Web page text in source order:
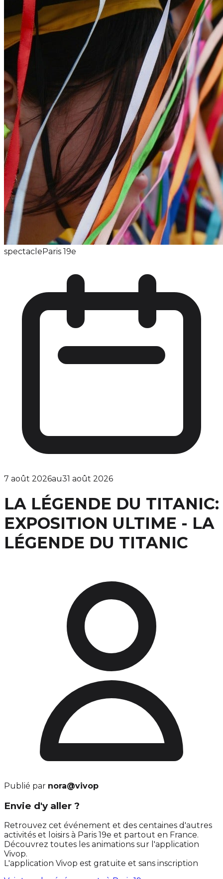
spectacleParis 19e
7 août 2026au31 août 2026
LA LÉGENDE DU TITANIC:
EXPOSITION ULTIME - LA
LÉGENDE DU TITANIC
Publié par nora@vivop
Envie d'y aller ?
Retrouvez cet événement et des centaines d'autres
activités et loisirs à Paris 19e et partout en France.
Découvrez toutes les animations sur l'application
Vivop.
L'application Vivop est gratuite et sans inscription